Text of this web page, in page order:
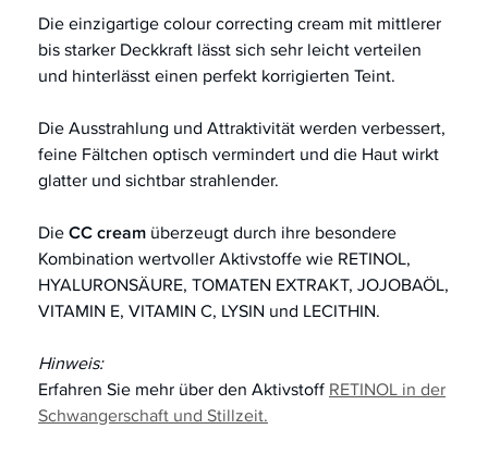
Die einzigartige colour correcting cream mit mittlerer
bis starker Deckkraft lässt sich sehr leicht verteilen
und hinterlässt einen perfekt korrigierten Teint.
Die Ausstrahlung und Attraktivität werden verbessert,
feine Fältchen optisch vermindert und die Haut wirkt
glatter und sichtbar strahlender.
DieCC cream überzeugt durch ihre besondere
Kombination wertvoller Aktivstoffe wie RETINOL,
HYALURONSÄURE, TOMATEN EXTRAKT, JOJOBAÖL,
VITAMIN E, VITAMIN C, LYSIN und LECITHIN.
Hinweis:
Erfahren Sie mehr über den Aktivstoff RETINOL in der
Schwangerschaft und Stillzeit.